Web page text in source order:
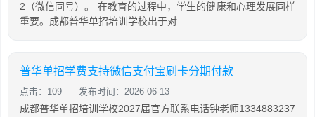
2（微信同号）。 在教育的过程中，学生的健康和心理发展同样
重要。成都普华单招培训学校出于对
普华单招学费支持微信支付宝刷卡分期付款
点击：109 发布时间：2026-06-13
成都普华单招培训学校2027届官方联系电话钟老师1334883237